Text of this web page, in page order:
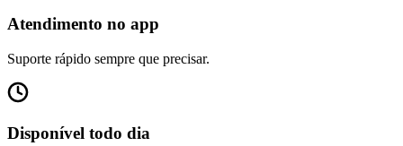
Atendimento no app
Suporte rápido sempre que precisar.
Disponível todo dia